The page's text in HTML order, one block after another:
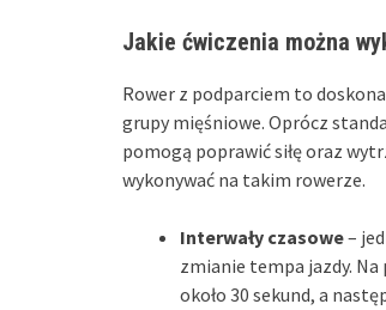
Jakie ćwiczenia można
Rower z podparciem to
grupy mięśniowe. Oprócz
pomogą poprawić siłę oraz
wykonywać na takim rowerze.
Interwały czasowe–
zmianie tempa jazdy.
około 30 sekund, a